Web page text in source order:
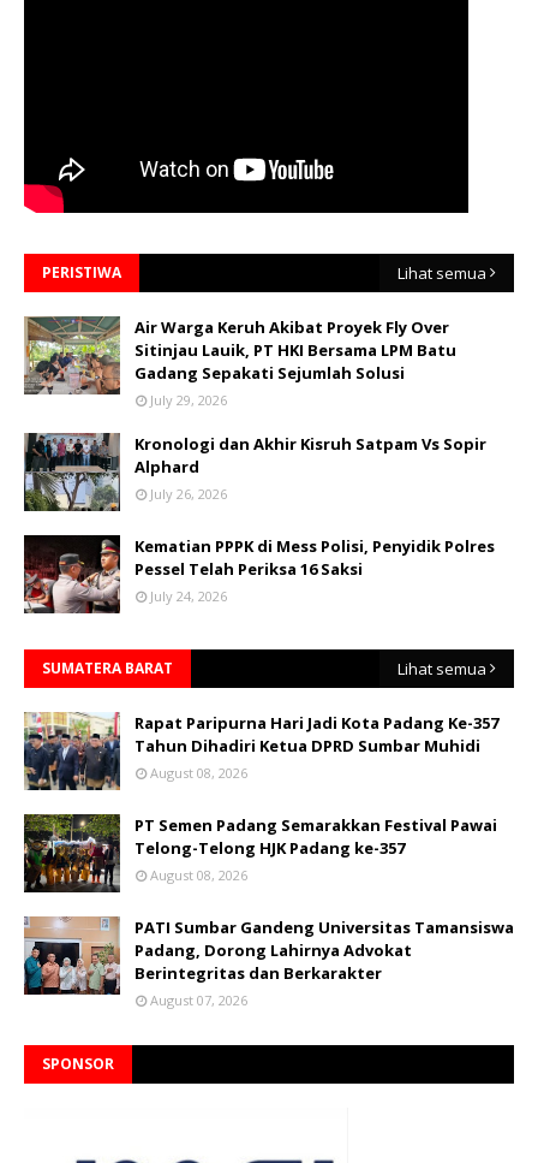
PERISTIWA Lihat semua
Air Warga Keruh Akibat Proyek Fly Over
Sitinjau Lauik, PT HKI Bersama LPM Batu
Gadang Sepakati Sejumlah Solusi
July 29, 2026
Kronologi dan Akhir Kisruh Satpam Vs Sopir
Alphard
July 26, 2026
Kematian PPPK di Mess Polisi, Penyidik Polres
Pessel Telah Periksa 16 Saksi
July 24, 2026
SUMATERA BARAT Lihat semua
Rapat Paripurna Hari Jadi Kota Padang Ke-357
Tahun Dihadiri Ketua DPRD Sumbar Muhidi
August 08, 2026
PT Semen Padang Semarakkan Festival Pawai
Telong-Telong HJK Padang ke-357
August 08, 2026
PATI Sumbar Gandeng Universitas Tamansiswa
Padang, Dorong Lahirnya Advokat
Berintegritas dan Berkarakter
August 07, 2026
SPONSOR